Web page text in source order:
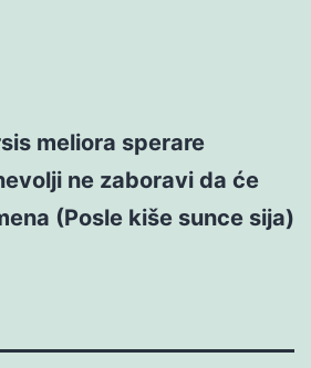
meliora sperare
ne zaboravi da će
(Posle kiše sunce sija)